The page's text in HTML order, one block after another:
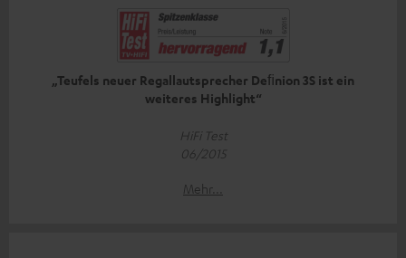
„Teufels neuer Regallautsprecher Deﬁnion 3S ist ein
weiteres Highlight“
HiFi Test
06/2015
Mehr...